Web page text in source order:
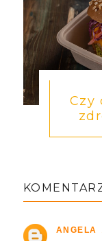
Czy
ANGELA